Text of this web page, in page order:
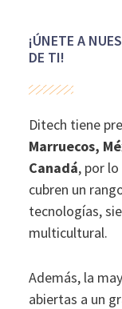
¡ÚNETE A
DE TI!
Ditech tiene
Marruecos,
Canadá, por
cubren un
tecnologías,
multicultural.
Además, la
abiertas a un